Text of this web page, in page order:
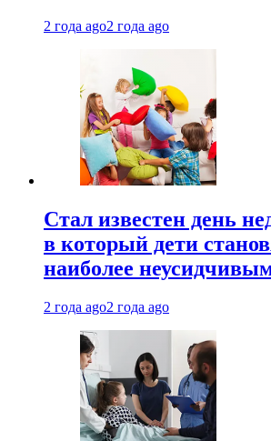
2 года ago2 года ago
Стал известен день
в который дети
наиболее
2 года ago2 года ago